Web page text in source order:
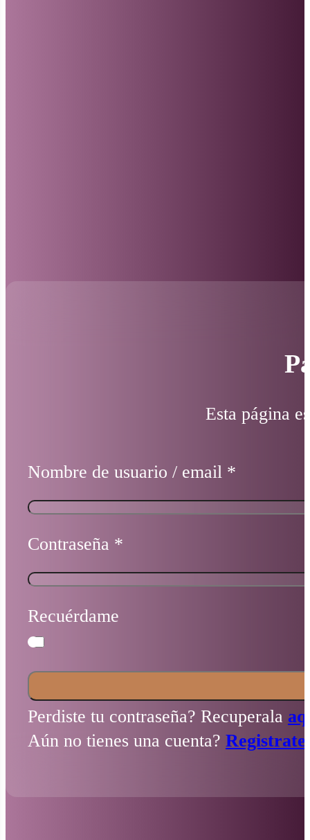
Esta página
Nombre de usuario / email *
Contraseña *
Recuérdame
Perdiste tu contraseña? Recuperala
Aún no tienes una cuenta?